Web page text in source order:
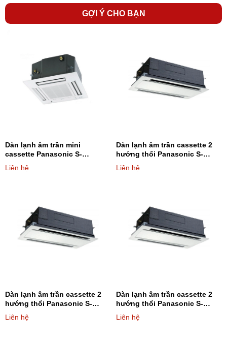
GỢI Ý CHO BẠN
Dàn lạnh âm trần mini
cassette Panasonic S-
36MY2E5A 12.300BTU - Loại 2
chiều
Liên hệ
Dàn lạnh âm trần cassette 2
hướng thổi Panasonic S-
73ML1E5 24.900BTU - Loại 2
chiều
Liên hệ
Dàn lạnh âm trần cassette 2
hướng thổi Panasonic S-
45ML1E5 15.400BTU - Loại 2
chiều
Liên hệ
Dàn lạnh âm trần cassette 2
hướng thổi Panasonic S-
36ML1E5 12.300BTU - Loại 2
chiều
Liên hệ